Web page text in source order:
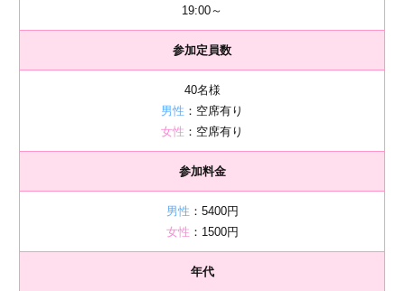
19:00～
参加定員数
40名様
男性 ：空席有り
女性 ：空席有り
参加料金
男性 ：5400円
女性 ：1500円
年代